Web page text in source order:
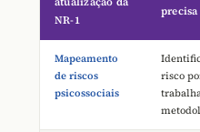
NR-1
Mapeamento
de riscos
psicossociais
risco